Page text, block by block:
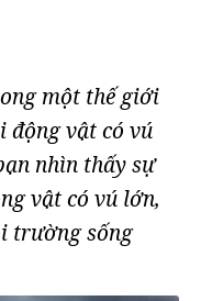
một thế giới
động vật có vú
nhìn thấy sự
vật có vú lớn,
trường sống